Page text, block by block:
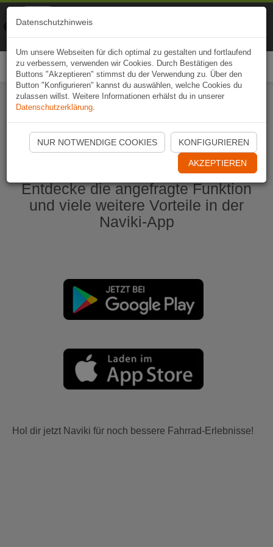
Naviki App jetzt öffnen
Entdecke die angefragte Funktion
und viele weitere Vorteile in der
Naviki-App
Hol dir jetzt Naviki für noch bessere Fahrrad-Erlebnisse!
Datenschutzhinweis
Um unsere Webseiten für dich optimal zu gestalten und fortlaufend
zu verbessern, verwenden wir Cookies. Durch Bestätigen des
Buttons "Akzeptieren" stimmst du der Verwendung zu. Über den
Button "Konfigurieren" kannst du auswählen, welche Cookies du
zulassen willst. Weitere Informationen erhälst du in unserer
Datenschutzerklärung.
NUR NOTWENDIGE COOKIES KONFIGURIEREN
AKZEPTIEREN
Naviki